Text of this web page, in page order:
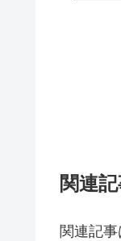
関連
関連記事